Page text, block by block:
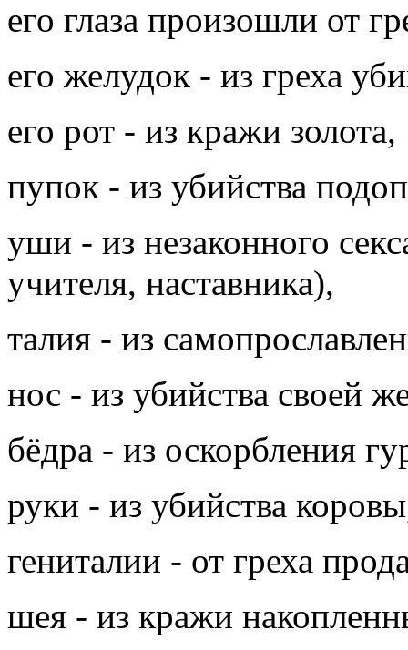
его глаза произошли от
его желудок - из греха
его рот - из кражи золота,
пупок - из убийства
уши - из незаконного
учителя, наставника),
талия - из
нос - из убийства своей
бёдра - из оскорбления
руки - из убийства
гениталии - от греха
шея - из кражи